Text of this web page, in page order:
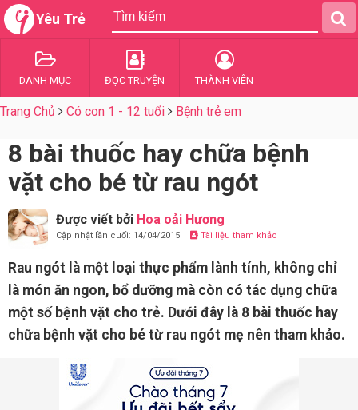
Yêu Trẻ
DANH MỤC ĐỌC TRUYỆN THÀNH VIÊN
Trang Chủ Có con 1 - 12 tuổi Bệnh trẻ em
8 bài thuốc hay chữa bệnh
vặt cho bé từ rau ngót
Được viết bởi Hoa oải Hương
Cập nhật lần cuối: 14/04/2015 Tài liệu tham khảo
Rau ngót là một loại thực phẩm lành tính, không chỉ
là món ăn ngon, bổ dưỡng mà còn có tác dụng chữa
một số bệnh vặt cho trẻ. Dưới đây là 8 bài thuốc hay
chữa bệnh vặt cho bé từ rau ngót mẹ nên tham khảo.